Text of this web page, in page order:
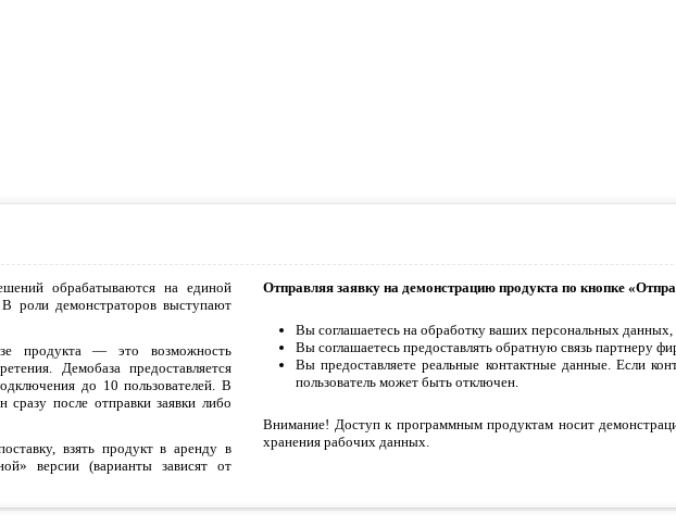
обрабатываются на единой
роли демонстраторов выступают
продукта — это возможность
Демобаза предоставляется
до 10 пользователей. В
после отправки заявки либо
взять продукт в аренду в
версии (варианты зависят от
Отправляя заявку на демонстрацию продукта по кнопке
Вы соглашаетесь на обработку ваших персональных данных,
Вы соглашаетесь предоставлять обратную связь партнеру
Вы предоставляете реальные контактные данные. Если
пользователь может быть отключен.
Внимание! Доступ к программным продуктам носит
хранения рабочих данных.